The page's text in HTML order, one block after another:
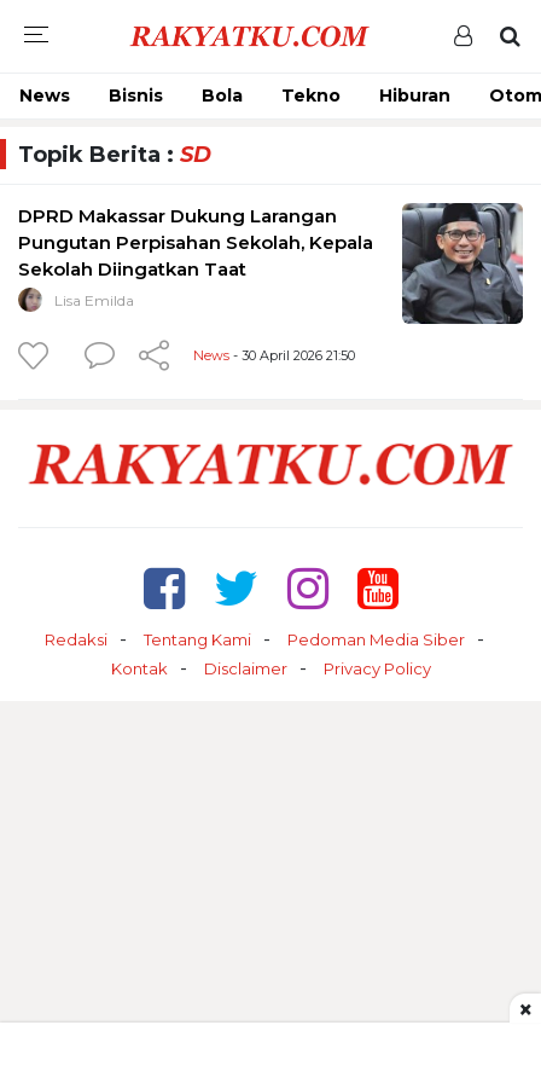
News Bisnis Bola Tekno Hiburan
Topik Berita : SD
DPRD Makassar Dukung Larangan
Pungutan Perpisahan Sekolah, Kepala
Sekolah Diingatkan Taat
Lisa Emilda
News - 30 April 2026 21:50
Redaksi Tentang Kami
Pedoman Media Siber
Kontak
Disclaimer Privacy Policy
×